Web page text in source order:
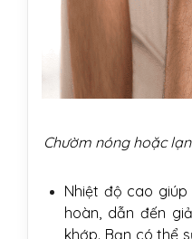
Chườm nóng hoặc
Nhiệt độ cao
hoàn, dẫn đến
khớp. Bạn có thể